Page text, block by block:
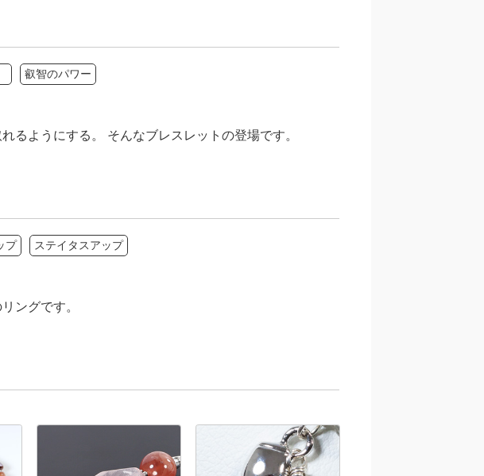
叡智のパワー
るようにする。 そんなブレスレットの登場です。
プ ステイタスアップ
ングです。